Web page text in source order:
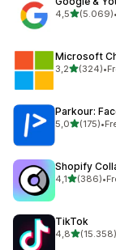
4,5stelle su 5
(5.069)
5069 •
Microsoft
3,2stelle su 5
(324)
324 •
Parkour:
5,0stelle su 5
(175)
175 •
Shopify
4,1stelle su 5
(386)
386 •
TikTok
4,8stelle su 5
(15.358)
15358